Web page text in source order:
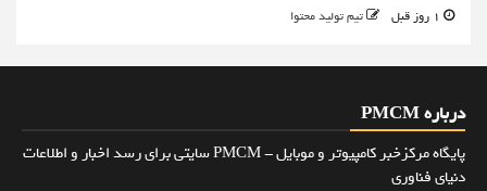
تیم تولید محتوا
درباره PMCM
پایگاه مرکزخبر کامپیوتر و موبایل - PMCM سایتی برای رسد اخبار و اطلاعات
دنیای فناوری